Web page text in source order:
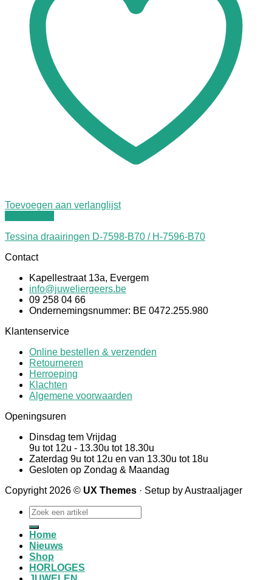
Toevoegen aan verlanglijst
Tessina draairingen D-7598-B70 / H-7596-B70
Contact
Kapellestraat 13a, Evergem
info@juweliergeers.be
09 258 04 66
Ondernemingsnummer: BE 0472.255.980
Klantenservice
Online bestellen & verzenden
Retourneren
Herroeping
Klachten
Algemene voorwaarden
Openingsuren
Dinsdag tem Vrijdag
9u tot 12u - 13.30u tot 18.30u
Zaterdag 9u tot 12u en van 13.30u tot 18u
Gesloten op Zondag & Maandag
Copyright 2026 © UX Themes · Setup by Austraaljager
Zoeken
naar:
Home
Nieuws
Shop
HORLOGES